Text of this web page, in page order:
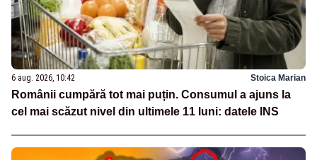
6 aug. 2026, 10:42 Stoica Marian
Românii cumpără tot mai puțin. Consumul a ajuns la
cel mai scăzut nivel din ultimele 11 luni: datele INS